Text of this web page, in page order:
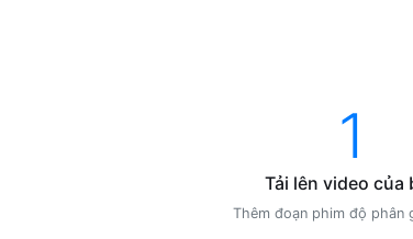
1
Tải lên video của
Thêm đoạn phim độ phân